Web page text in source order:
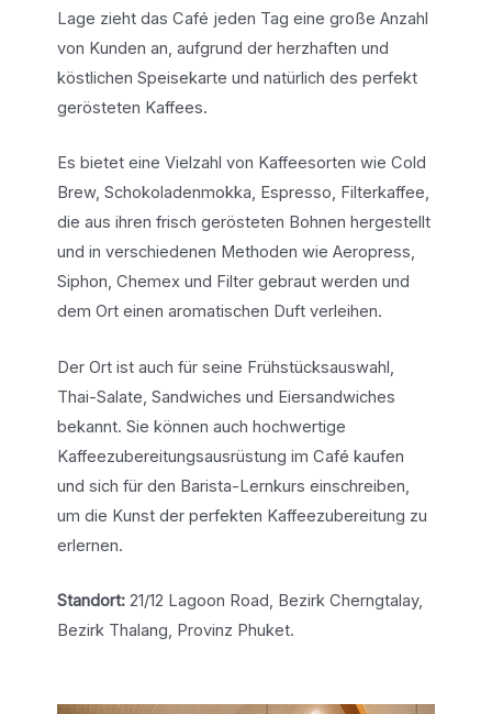
Lage zieht das Café jeden Tag eine große Anzahl
von Kunden an, aufgrund der herzhaften und
köstlichen Speisekarte und natürlich des perfekt
gerösteten Kaffees.
Es bietet eine Vielzahl von Kaffeesorten wie Cold
Brew, Schokoladenmokka, Espresso, Filterkaffee,
die aus ihren frisch gerösteten Bohnen hergestellt
und in verschiedenen Methoden wie Aeropress,
Siphon, Chemex und Filter gebraut werden und
dem Ort einen aromatischen Duft verleihen.
Der Ort ist auch für seine Frühstücksauswahl,
Thai-Salate, Sandwiches und Eiersandwiches
bekannt. Sie können auch hochwertige
Kaffeezubereitungsausrüstung im Café kaufen
und sich für den Barista-Lernkurs einschreiben,
um die Kunst der perfekten Kaffeezubereitung zu
erlernen.
Standort:21/12 Lagoon Road, Bezirk Cherngtalay,
Bezirk Thalang, Provinz Phuket.